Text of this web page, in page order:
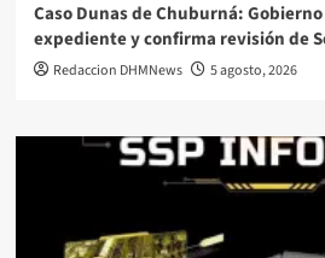
Caso Dunas de Chuburná:
expediente y confirma revisión de
Redaccion DHMNews 5 agosto, 2026